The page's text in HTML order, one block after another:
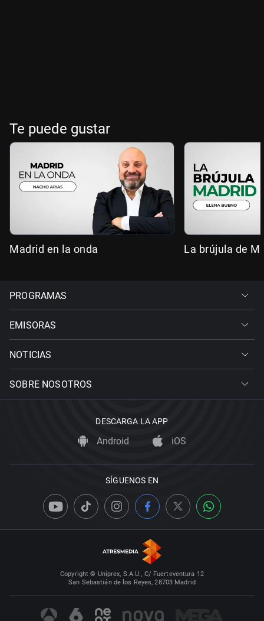
Te puede gustar
Madrid en la onda La brújula de
PROGRAMAS
EMISORAS
NOTICIAS
SOBRE NOSOTROS
DESCARGA LA APP
Android iOS
SÍGUENOS EN
Copyright © Uniprex, S.A.U., C/ Fuerteventura 12
San Sebastián de los Reyes, 28703 Madrid